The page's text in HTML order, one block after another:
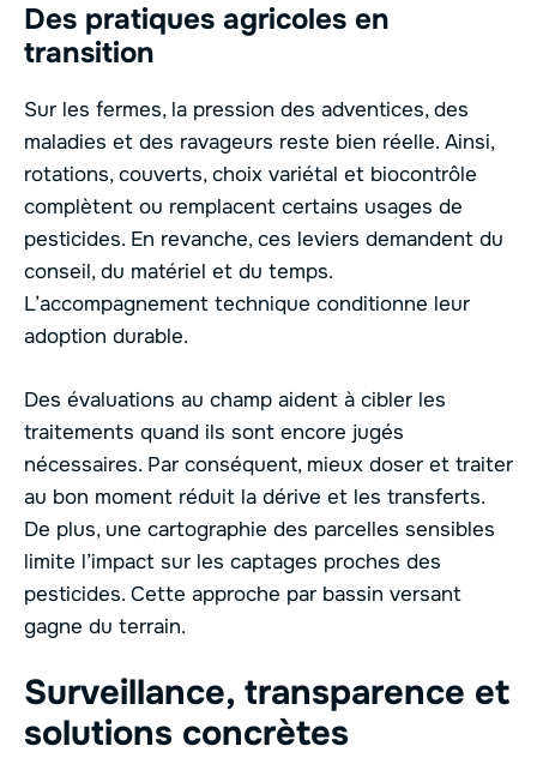
Des pratiques agricoles en
transition
Sur les fermes, la pression des adventices, des
maladies et des ravageurs reste bien réelle. Ainsi,
rotations, couverts, choix variétal et biocontrôle
complètent ou remplacent certains usages de
pesticides. En revanche, ces leviers demandent du
conseil, du matériel et du temps.
L’accompagnement technique conditionne leur
adoption durable.
Des évaluations au champ aident à cibler les
traitements quand ils sont encore jugés
nécessaires. Par conséquent, mieux doser et traiter
au bon moment réduit la dérive et les transferts.
De plus, une cartographie des parcelles sensibles
limite l’impact sur les captages proches des
pesticides. Cette approche par bassin versant
gagne du terrain.
Surveillance, transparence et
solutions concrètes